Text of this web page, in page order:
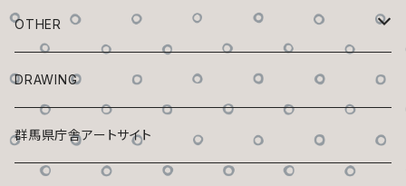
チビックスター
フチックスター
座リックスター
座リックスター
植木鉢ックスター
狭間の森
蚊取リックスター
花器ックスター
OTHER
ZINE「Trickster」
マスキングテープ
DRAWING
群馬県庁舎アートサイト